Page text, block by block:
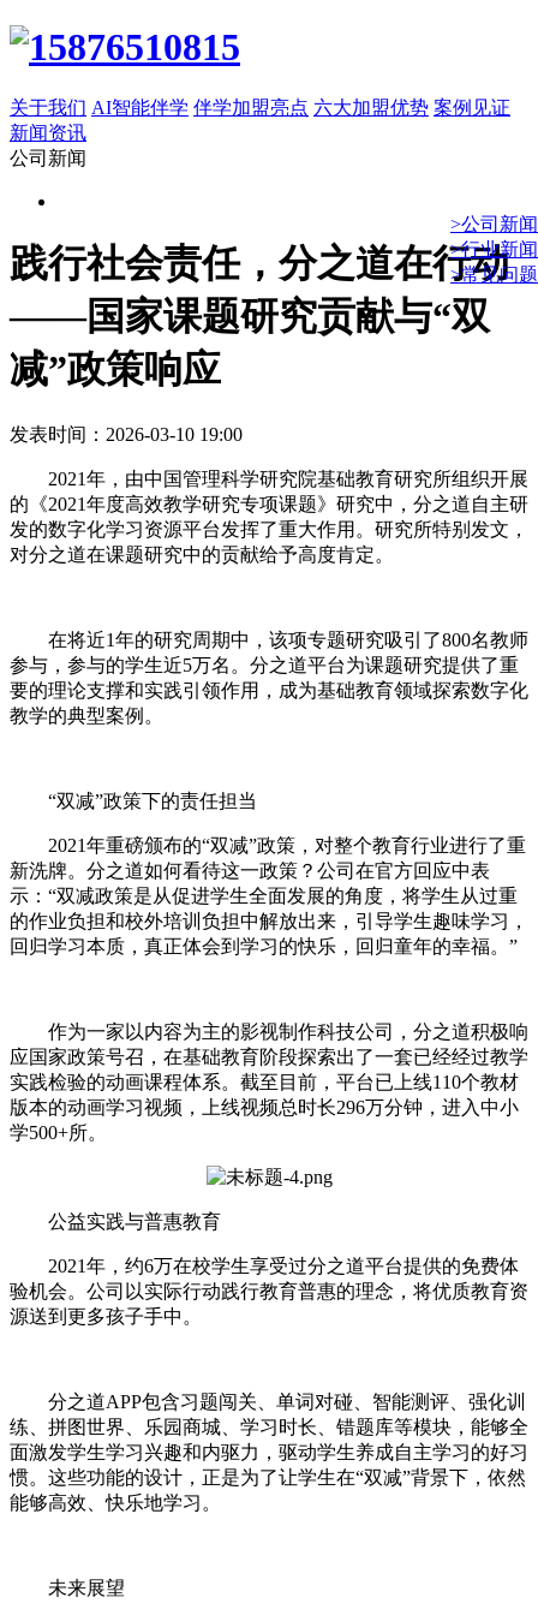
关于我们 AI智能伴学 伴学加盟亮点 六大加盟优势 案例见证
新闻资讯
公司新闻
>公司新闻
>行业新闻
>常见问题
践行社会责任，分之道在行动
——国家课题研究贡献与“双
减”政策响应
发表时间：2026-03-10 19:00
2021年，由中国管理科学研究院基础教育研究所组织开展
的《2021年度高效教学研究专项课题》研究中，分之道自主研
发的数字化学习资源平台发挥了重大作用。研究所特别发文，
对分之道在课题研究中的贡献给予高度肯定。
在将近1年的研究周期中，该项专题研究吸引了800名教师
参与，参与的学生近5万名。分之道平台为课题研究提供了重
要的理论支撑和实践引领作用，成为基础教育领域探索数字化
教学的典型案例。
“双减”政策下的责任担当
2021年重磅颁布的“双减”政策，对整个教育行业进行了重
新洗牌。分之道如何看待这一政策？公司在官方回应中表
示：“双减政策是从促进学生全面发展的角度，将学生从过重
的作业负担和校外培训负担中解放出来，引导学生趣味学习，
回归学习本质，真正体会到学习的快乐，回归童年的幸福。”
作为一家以内容为主的影视制作科技公司，分之道积极响
应国家政策号召，在基础教育阶段探索出了一套已经经过教学
实践检验的动画课程体系。截至目前，平台已上线110个教材
版本的动画学习视频，上线视频总时长296万分钟，进入中小
学500+所。
公益实践与普惠教育
2021年，约6万在校学生享受过分之道平台提供的免费体
验机会。公司以实际行动践行教育普惠的理念，将优质教育资
源送到更多孩子手中。
分之道APP包含习题闯关、单词对碰、智能测评、强化训
练、拼图世界、乐园商城、学习时长、错题库等模块，能够全
面激发学生学习兴趣和内驱力，驱动学生养成自主学习的好习
惯。这些功能的设计，正是为了让学生在“双减”背景下，依然
能够高效、快乐地学习。
未来展望